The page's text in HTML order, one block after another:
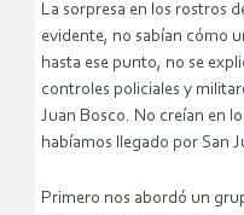
La sorpresa en los rostros
evidente, no sabían cómo
hasta ese punto, no se
controles policiales y
Juan Bosco. No creían en
habíamos llegado por San
Primero nos abordó un